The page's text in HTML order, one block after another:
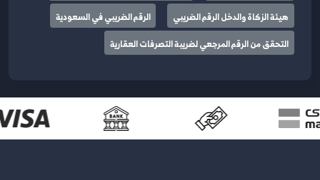
هيئة الزكاة والدخل الرقم الضريبي
الرقم الضريبي في السعودية
التحقق من الرقم المرجعي لضريبة التصرفات العقارية